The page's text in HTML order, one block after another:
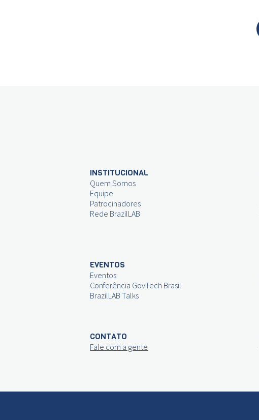
INSTITUCIONAL
Quem Somos
Equipe
Patrocinadores
Rede BrazilLAB
EVENTOS
Eventos
Conferência GovTech Brasil
BrazilLAB Talks
CONTATO
Fale com a gente